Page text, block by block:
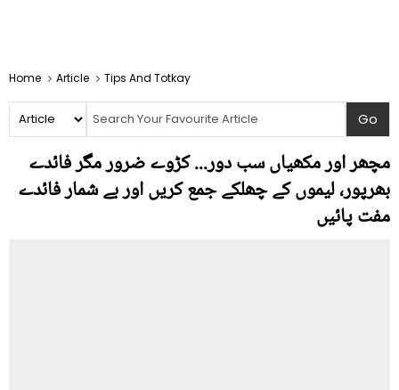
Home Article Tips And Totkay
مچھر اور مکھیاں سب دور... کڑوے ضرور مگر فائدے
بھرپور، لیموں کے چھلکے جمع کریں اور بے شمار فائدے
مفت پائيں